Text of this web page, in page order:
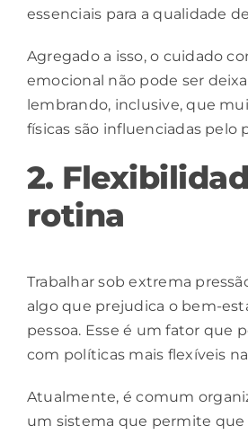
essenciais para a qualidade
Agregado a isso, o cuidado
emocional não pode ser
lembrando, inclusive, que
físicas são influenciadas pelo
2.
rotina
Trabalhar sob extrema
algo que prejudica o bem-
pessoa. Esse é um fator que
com políticas mais flexíveis
Atualmente, é comum
um sistema que permite que